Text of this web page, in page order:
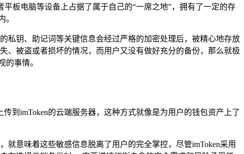
板电脑等设备上占据了属于自己的“一席之地”，拥有了一定的存
。
私钥、助记词等关键信息会经过严格的加密处理后，被精心地存放
、被盗或者损坏的情况，而用户又没有做好充分的备份，那么就极
的事情。
到imToken的云端服务器，这种方式就像是为用户的钱包资产上了
意味着这些敏感信息脱离了用户的完全掌控，尽管imToken采用